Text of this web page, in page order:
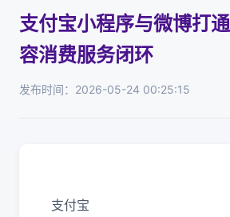
支付宝小程序与微博打
容消费服务闭环
发布时间：2026-05-24 00:25:15
支付宝